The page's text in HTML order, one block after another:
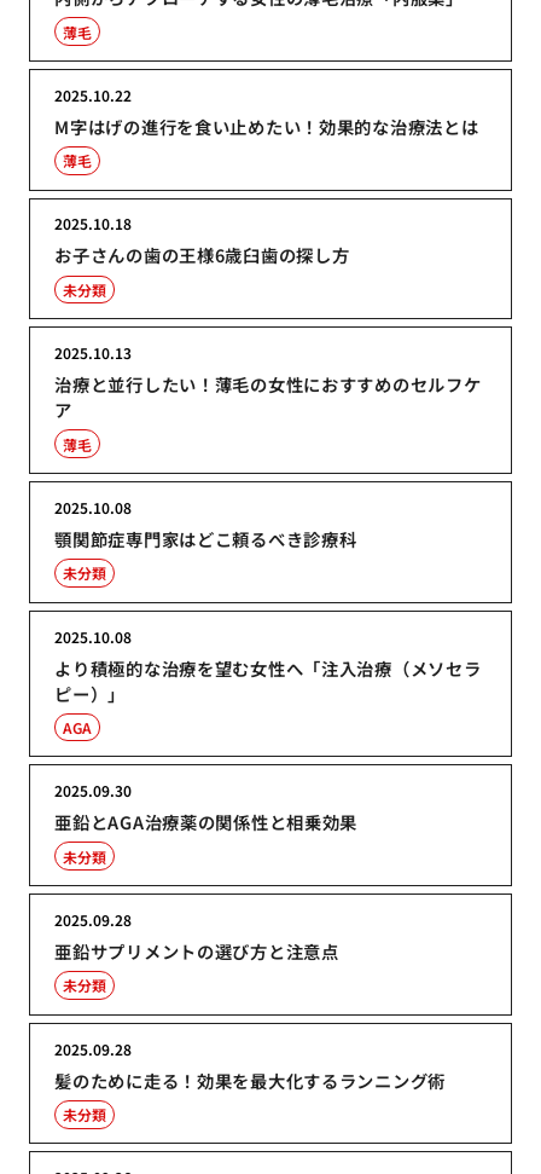
薄毛
M字はげの進行を食い止めたい！効果的な治療法とは
2025.10.22
薄毛
お子さんの歯の王様6歳臼歯の探し方
2025.10.18
未分類
治療と並行したい！薄毛の女性におすすめのセルフケ
ア
2025.10.13
薄毛
顎関節症専門家はどこ頼るべき診療科
2025.10.08
未分類
より積極的な治療を望む女性へ「注入治療（メソセラ
ピー）」
2025.10.08
AGA
亜鉛とAGA治療薬の関係性と相乗効果
2025.09.30
未分類
亜鉛サプリメントの選び方と注意点
2025.09.28
未分類
髪のために走る！効果を最大化するランニング術
2025.09.28
未分類